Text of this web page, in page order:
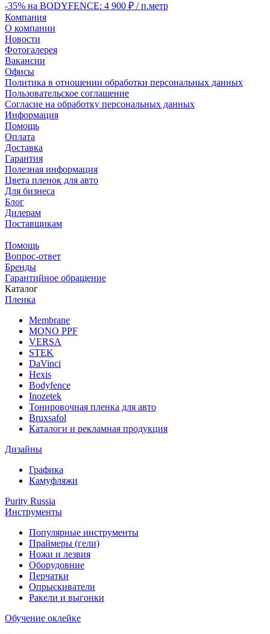
-35% на BODYFENCE: 4 900 ₽ / п.метр
Компания
О компании
Новости
Фотогалерея
Вакансии
Офисы
Политика в отношении обработки персональных данных
Пользовательское соглашение
Согласие на обработку персональных данных
Информация
Помощь
Оплата
Доставка
Гарантия
Полезная информация
Цвета пленок для авто
Для бизнеса
Блог
Дилерам
Поставщикам
Помощь
Вопрос-ответ
Бренды
Гарантийное обращение
Каталог
Пленка
Membrane
MONO PPF
VERSA
STEK
DaVinci
Hexis
Bodyfence
Inozetek
Тонировочная пленка для авто
Bruxsafol
Каталоги и рекламная продукция
Дизайны
Графика
Камуфляжи
Purity Russia
Инструменты
Популярные инструменты
Праймеры (гели)
Ножи и лезвия
Оборудовние
Перчатки
Опрыскиватели
Ракели и выгонки
Обучение оклейке